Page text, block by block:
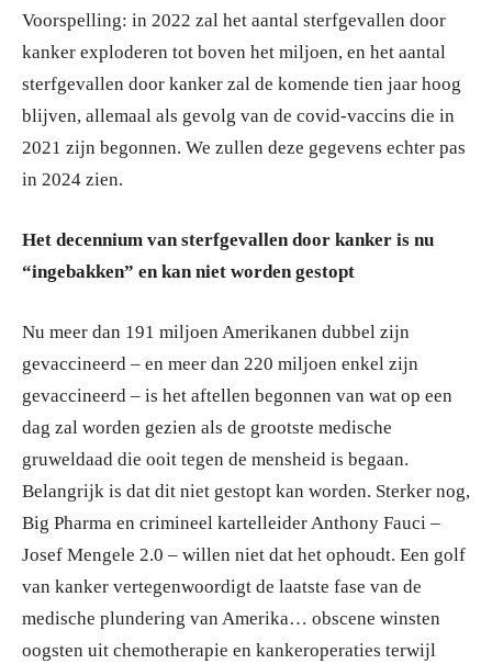
Voorspelling: in 2022 zal het aantal sterfgevallen door
kanker exploderen tot boven het miljoen, en het aantal
sterfgevallen door kanker zal de komende tien jaar hoog
blijven, allemaal als gevolg van de covid-vaccins die in
2021 zijn begonnen. We zullen deze gegevens echter pas
in 2024 zien.
Het decennium van sterfgevallen door kanker is nu
“ingebakken” en kan niet worden gestopt
Nu meer dan 191 miljoen Amerikanen dubbel zijn
gevaccineerd – en meer dan 220 miljoen enkel zijn
gevaccineerd – is het aftellen begonnen van wat op een
dag zal worden gezien als de grootste medische
gruweldaad die ooit tegen de mensheid is begaan.
Belangrijk is dat dit niet gestopt kan worden. Sterker nog,
Big Pharma en crimineel kartelleider Anthony Fauci –
Josef Mengele 2.0 – willen niet dat het ophoudt. Een golf
van kanker vertegenwoordigt de laatste fase van de
medische plundering van Amerika… obscene winsten
oogsten uit chemotherapie en kankeroperaties terwijl